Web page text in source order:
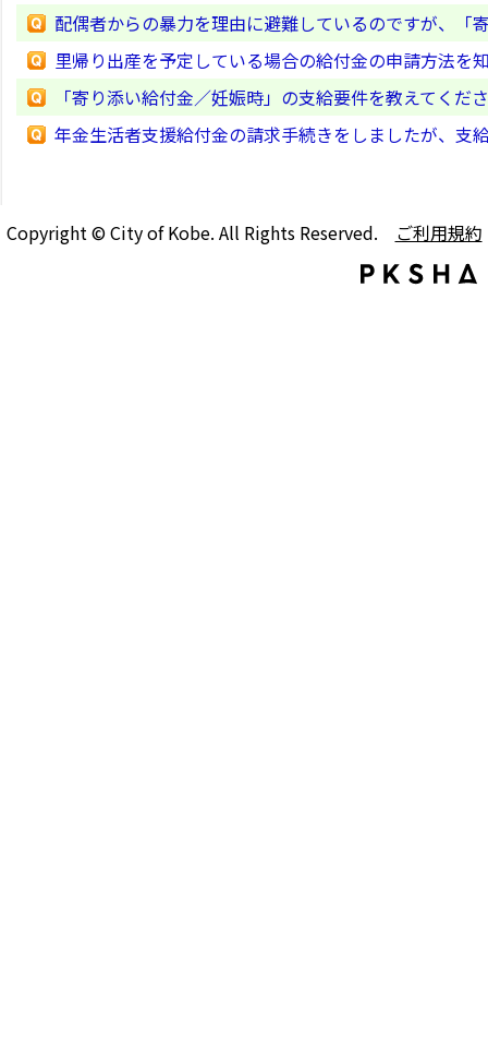
配偶者からの暴力を理由に避難しているのですが、「
里帰り出産を予定している場合の給付金の申請方法を
「寄り添い給付金／妊娠時」の支給要件を教えてくだ
年金生活者支援給付金の請求手続きをしましたが、支
Copyright © City of Kobe. All Rights Reserved. ご利用規約